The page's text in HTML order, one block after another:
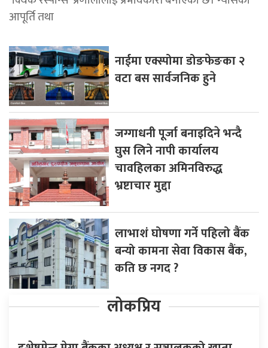
आपूर्ति तथा
नाईमा एक्स्पोमा डोङफेङका २
वटा बस सार्वजनिक हुने
जग्गाधनी पूर्जा बनाइदिने भन्दै
घुस लिने नापी कार्यालय
चावहिलका अमिनविरुद्ध
भ्रष्टाचार मुद्दा
लाभाशं घोषणा गर्ने पहिलो बैंक
बन्यो कामना सेवा विकास बैंक,
कति छ नगद ?
लोकप्रिय